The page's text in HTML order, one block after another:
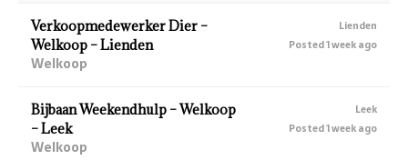
Verkoopmedewerker Dier –
Welkoop – Lienden
Welkoop
Lienden
Posted 1 week ago
Bijbaan Weekendhulp – Welkoop
– Leek
Welkoop
Leek
Posted 1 week ago